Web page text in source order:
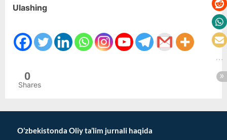
Ulashing
0
Shares
O’zbekistonda Oliy ta’lim jurnali haqida